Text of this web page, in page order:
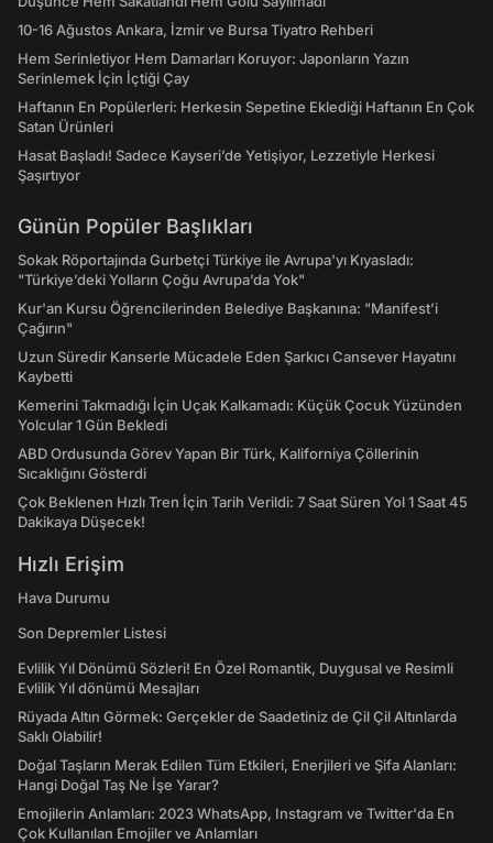
10-16 Ağustos Ankara, İzmir ve Bursa Tiyatro Rehberi
Hem Serinletiyor Hem Damarları Koruyor: Japonların Yazın
Serinlemek İçin İçtiği Çay
Haftanın En Popülerleri: Herkesin Sepetine Eklediği Haftanın En Çok
Satan Ürünleri
Hasat Başladı! Sadece Kayseri’de Yetişiyor, Lezzetiyle Herkesi
Şaşırtıyor
Günün Popüler Başlıkları
Sokak Röportajında Gurbetçi Türkiye ile Avrupa'yı Kıyasladı:
"Türkiye’deki Yolların Çoğu Avrupa’da Yok"
Kur'an Kursu Öğrencilerinden Belediye Başkanına: "Manifest’i
Çağırın"
Uzun Süredir Kanserle Mücadele Eden Şarkıcı Cansever Hayatını
Kaybetti
Kemerini Takmadığı İçin Uçak Kalkamadı: Küçük Çocuk Yüzünden
Yolcular 1 Gün Bekledi
ABD Ordusunda Görev Yapan Bir Türk, Kaliforniya Çöllerinin
Sıcaklığını Gösterdi
Çok Beklenen Hızlı Tren İçin Tarih Verildi: 7 Saat Süren Yol 1 Saat 45
Dakikaya Düşecek!
Hızlı Erişim
Hava Durumu
Son Depremler Listesi
Evlilik Yıl Dönümü Sözleri! En Özel Romantik, Duygusal ve Resimli
Evlilik Yıl dönümü Mesajları
Rüyada Altın Görmek: Gerçekler de Saadetiniz de Çil Çil Altınlarda
Saklı Olabilir!
Doğal Taşların Merak Edilen Tüm Etkileri, Enerjileri ve Şifa Alanları:
Hangi Doğal Taş Ne İşe Yarar?
Emojilerin Anlamları: 2023 WhatsApp, Instagram ve Twitter'da En
Çok Kullanılan Emojiler ve Anlamları